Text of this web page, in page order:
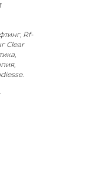
Rf-
Clear